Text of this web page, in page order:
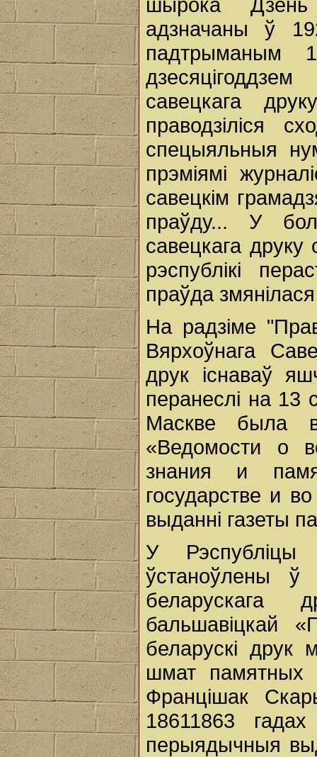
адзначаны ў
падтрыманым
савецкага
праводзіліся
спецыяльныя
прэміямі
савецкім
праўду... У
савецкага друку
рэспублікі
праўда
На радзіме
Вярхоўнага
друк існаваў
перанеслі на 13
Маскве была
«Ведомости о
знания и
государстве и
выданні газеты
У Рэспубліцы
ўстаноўлены ў
беларускага
бальшавіцкай
беларускі друк
шмат памятных
Францішак
18611863
перыядычныя